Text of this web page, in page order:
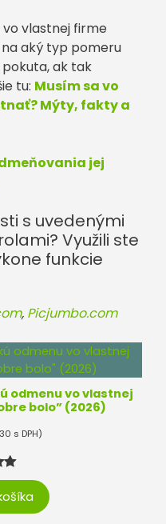
vlastnej firme
aký typ pomeru
ak tak
tu: Musím sa vo
Mýty, fakty a
jej
s uvedenými
Využili ste
funkcie
, Picjumbo.com
odmenu vo vlastnej
bolo” (2026)
s DPH)